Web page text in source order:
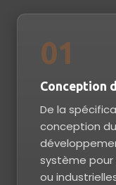
01
Conception
De la
conception
système
ou